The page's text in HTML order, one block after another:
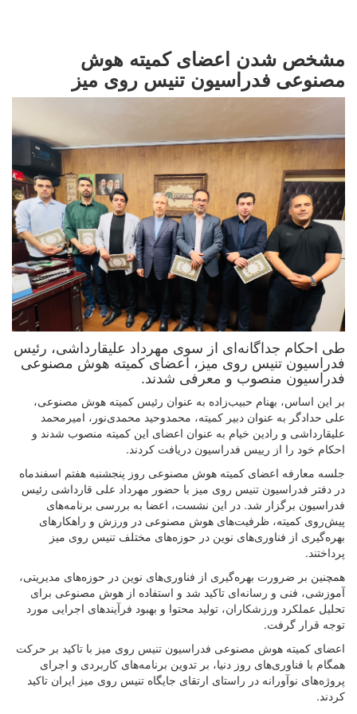
مشخص شدن اعضای کمیته هوش
مصنوعی فدراسیون تنیس روی میز
طی احکام جداگانه‌ای از سوی مهرداد علیقارداشی، رئیس
فدراسیون تنیس روی میز، اعضای کمیته هوش مصنوعی
فدراسیون منصوب و معرفی شدند.
بر این اساس، بهنام حبیب‌زاده به عنوان رئیس کمیته هوش مصنوعی،
علی حدادگر به عنوان دبیر کمیته، محمدوحید محمدی‌نور، امیرمحمد
علیقارداشی و رادین خیام به عنوان اعضای این کمیته منصوب شدند و
احکام خود را از رییس فدراسیون دریافت کردند.
جلسه معارفه اعضای کمیته هوش مصنوعی روز پنجشنبه هفتم اسفندماه
در دفتر فدراسیون تنیس روی میز با حضور مهردا‌د علی قارداشی رئیس
فدراسیون برگزار شد. در این نشست، اعضا به بررسی برنامه‌های
پیش‌روی کمیته، ظرفیت‌های هوش مصنوعی در ورزش و راهکارهای
بهره‌گیری از فناوری‌های نوین در حوزه‌های مختلف تنیس روی میز
پرداختند.
همچنین بر ضرورت بهره‌گیری از فناوری‌های نوین در حوزه‌های مدیریتی،
آموزشی، فنی و رسانه‌ای تاکید شد و استفاده از هوش مصنوعی برای
تحلیل عملکرد ورزشکاران، تولید محتوا و بهبود فرآیندهای اجرایی مورد
توجه قرار گرفت.
اعضای کمیته هوش مصنوعی فدراسیون تنیس روی میز با تاکید بر حرکت
همگام با فناوری‌های روز دنیا، بر تدوین برنامه‌های کاربردی و اجرای
پروژه‌های نوآورانه در راستای ارتقای جایگاه تنیس روی میز ایران تاکید
کردند.